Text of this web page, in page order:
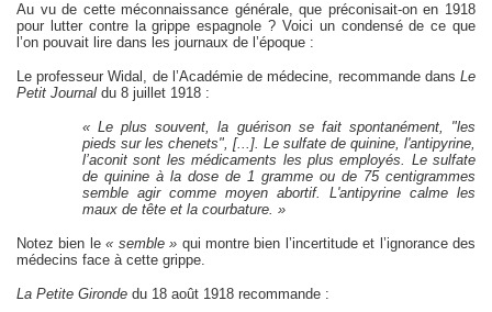
Au vu de cette méconnaissance générale, que préconisait-on en 1918
pour lutter contre la grippe espagnole ? Voici un condensé de ce que
l’on pouvait lire dans les journaux de l’époque :
Le professeur Widal, de l’Académie de médecine, recommande dans Le
Petit Journal du 8 juillet 1918 :
« Le plus souvent, la guérison se fait spontanément, "les
pieds sur les chenets", [...]. Le sulfate de quinine, l'antipyrine,
l’aconit sont les médicaments les plus employés. Le sulfate
de quinine à la dose de 1 gramme ou de 75 centigrammes
semble agir comme moyen abortif. L'antipyrine calme les
maux de tête et la courbature. »
Notez bien le« semble » qui montre bien l’incertitude et l’ignorance des
médecins face à cette grippe.
La Petite Gironde du 18 août 1918 recommande :